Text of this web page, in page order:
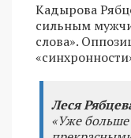
Кадырова
сильным
слова».
Леся
«Уже больше